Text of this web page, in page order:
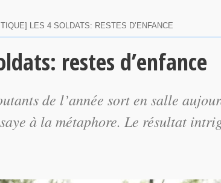
LES 4 SOLDATS: RESTES D’ENFANCE
restes d’enfance
de l’année sort en salle
à la métaphore. Le résultat